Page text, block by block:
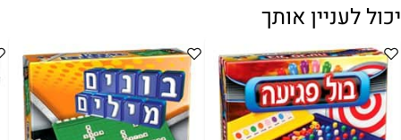
יכול לעניין אותך